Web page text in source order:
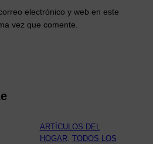
electrónico y web en este
vez que comente.
ARTÍCULOS DEL
HOGAR, TODOS LOS